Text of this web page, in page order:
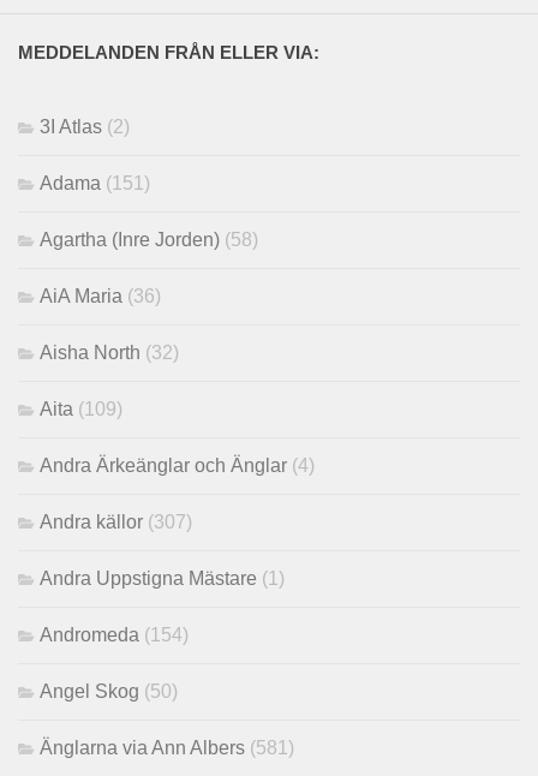
MEDDELANDEN FRÅN ELLER VIA:
3I Atlas (2)
Adama (151)
Agartha (Inre Jorden) (58)
AiA Maria (36)
Aisha North (32)
Aita (109)
Andra Ärkeänglar och Änglar (4)
Andra källor (307)
Andra Uppstigna Mästare (1)
Andromeda (154)
Angel Skog (50)
Änglarna via Ann Albers (581)